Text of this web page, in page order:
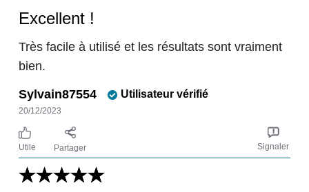
Excellent !
Très facile à utilisé et les résultats sont vraiment
bien.
Sylvain87554 Utilisateur vérifié
20/12/2023
Utile Partager Signaler